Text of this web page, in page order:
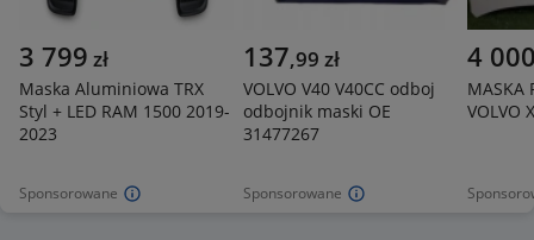
Sponsorowane
3 799 zł
Maska Aluminiowa TRX
Styl + LED RAM 1500 2019-
2023
Sponsorowane
137,99 zł
VOLVO V40 V40CC odboj
odbojnik maski OE
31477267
4
MASKA
VOLVO